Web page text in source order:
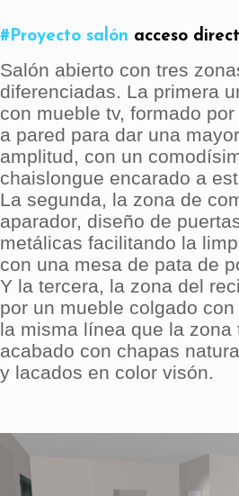
#Proyecto salón acceso
Salón abierto con tres
diferenciadas. La primera
con mueble tv, formado
a pared para dar una
amplitud, con un
chaislongue encarado a
La segunda, la zona de
aparador, diseño de
metálicas facilitando la
con una mesa de pata de
Y la tercera, la zona del
por un mueble colgado
la misma línea que la zona
acabado con chapas
y lacados en color visón.